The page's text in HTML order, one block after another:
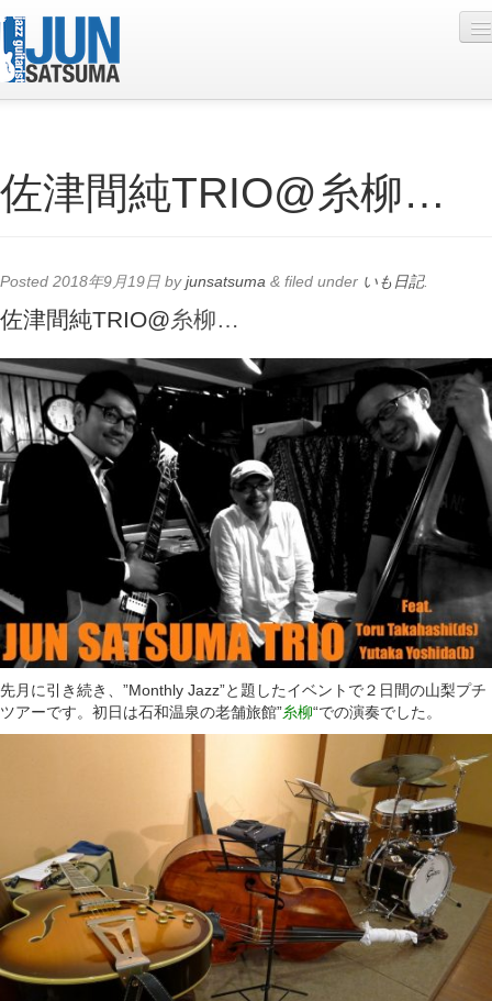
Live Schedule
Photo
Contact
YouTube
Online Lesson
佐津間純TRIO@糸柳…
Posted 2018年9月19日 byjunsatsuma & filed under いも日記.
佐津間純TRIO@糸柳…
先月に引き続き、”Monthly Jazz”と題したイベントで２日間の山梨プチ
ツアーです。初日は石和温泉の老舗旅館”糸柳“での演奏でした。